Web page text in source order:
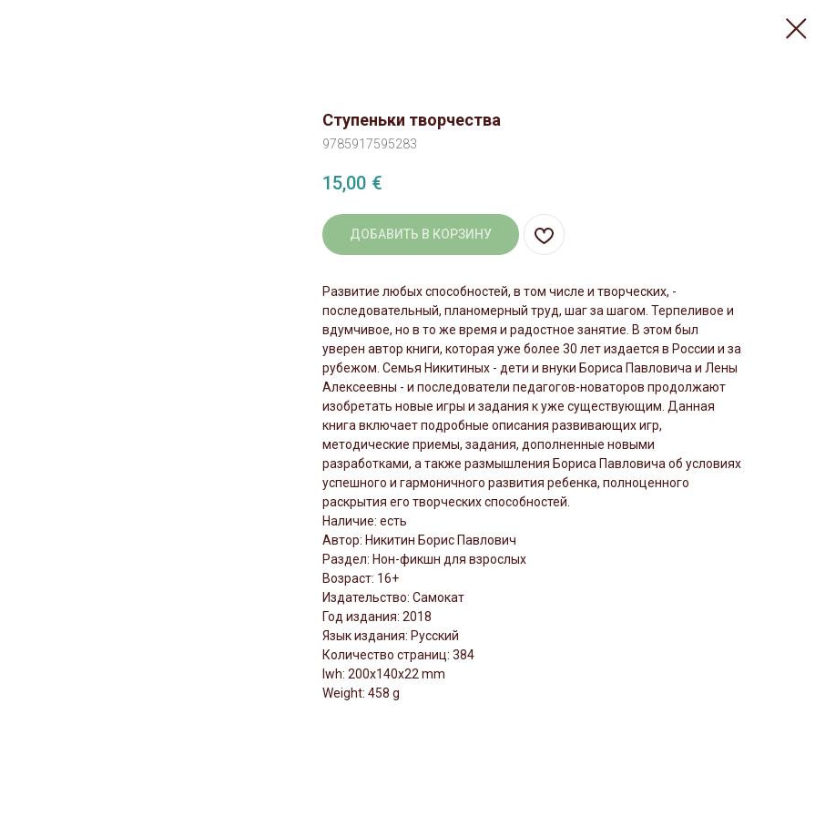
Ступеньки творчества
9785917595283
15,00 €
ДОБАВИТЬ В КОРЗИНУ
Развитие любых способностей, в том числе и творческих, -
последовательный, планомерный труд, шаг за шагом. Терпеливое и
вдумчивое, но в то же время и радостное занятие. В этом был
уверен автор книги, которая уже более 30 лет издается в России и за
рубежом. Семья Никитиных - дети и внуки Бориса Павловича и Лены
Алексеевны - и последователи педагогов-новаторов продолжают
изобретать новые игры и задания к уже существующим. Данная
книга включает подробные описания развивающих игр,
методические приемы, задания, дополненные новыми
разработками, а также размышления Бориса Павловича об условиях
успешного и гармоничного развития ребенка, полноценного
раскрытия его творческих способностей.
Наличие: есть
Автор: Никитин Борис Павлович
Раздел: Нон-фикшн для взрослых
Возраст: 16+
Издательство: Самокат
Год издания: 2018
Язык издания: Русский
Количество страниц: 384
lwh: 200x140x22 mm
Weight: 458 g